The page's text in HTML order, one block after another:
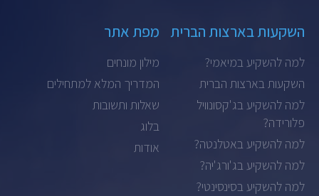
השקעות בארצות הברית
למה להשקיע במיאמי?
השקעות בארצות הברית
למה להשקיע בג'קסונוויל
פלורידה?
למה להשקיע באטלנטה?
למה להשקיע בג'ורג'יה?
למה להשקיע בסינסינטי?
מפת אתר
מילון מונחים
המדריך המלא למתחילים
שאלות ותשובות
בלוג
אודות